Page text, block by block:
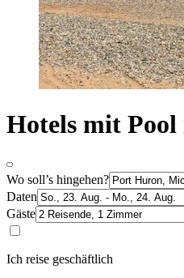
Hotels mit
Wo soll’s hingehen?
Daten
Gäste
Ich reise geschäftlich